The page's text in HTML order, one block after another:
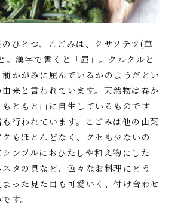
ひとつ、こごみは、クサソテツ(草
。漢字で書くと「屈」。クルクルと
かがみに屈んでいるかのようだとい
来と言われています。天然物は春か
ともと山に自生しているものです
行われています。こごみは他の山菜
もほとんどなく、クセも少ないの
ンプルにおひたしや和え物にした
タの具など、色々なお料理にどう
った見た目も可愛いく、付け合わせ
す。